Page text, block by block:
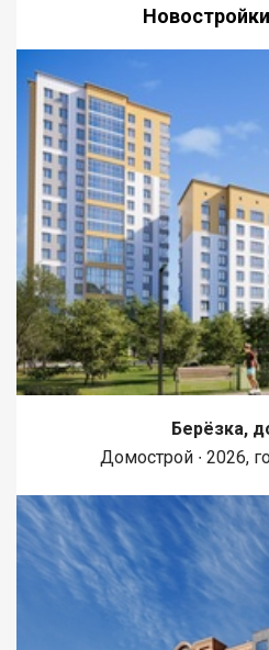
Берёзка,
Домострой ∙ 2026,